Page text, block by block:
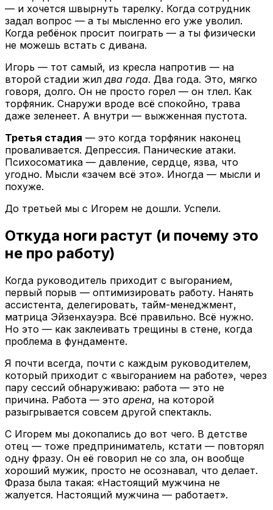
— и хочется швырнуть тарелку. Когда сотрудник
задал вопрос — а ты мысленно его уже уволил.
Когда ребёнок просит поиграть — а ты физически
не можешь встать с дивана.
Игорь — тот самый, из кресла напротив — на
второй стадии жилдва года. Два года. Это, мягко
говоря, долго. Он не просто горел — он тлел. Как
торфяник. Снаружи вроде всё спокойно, трава
даже зеленеет. А внутри — выжженная пустота.
Третья стадия — это когда торфяник наконец
проваливается. Депрессия. Панические атаки.
Психосоматика — давление, сердце, язва, что
угодно. Мысли «зачем всё это». Иногда — мысли и
похуже.
До третьей мы с Игорем не дошли. Успели.
Откуда ноги растут (и почему это
не про работу)
Когда руководитель приходит с выгоранием,
первый порыв — оптимизировать работу. Нанять
ассистента, делегировать, тайм-менеджмент,
матрица Эйзенхауэра. Всё правильно. Всё нужно.
Но это — как заклеивать трещины в стене, когда
проблема в фундаменте.
Я почти всегда, почти с каждым руководителем,
который приходит с «выгоранием на работе», через
пару сессий обнаруживаю: работа — это не
причина. Работа — это арена, на которой
разыгрывается совсем другой спектакль.
С Игорем мы докопались до вот чего. В детстве
отец — тоже предприниматель, кстати — повторял
одну фразу. Он её говорил не со зла, он вообще
хороший мужик, просто не осознавал, что делает.
Фраза была такая: «Настоящий мужчина не
жалуется. Настоящий мужчина — работает».